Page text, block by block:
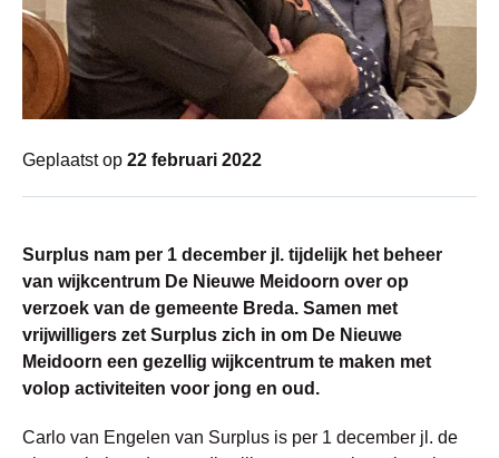
Geplaatst op 22 februari 2022
Surplus nam per 1 december jl. tijdelijk het beheer
van wijkcentrum De Nieuwe Meidoorn over op
verzoek van de gemeente Breda. Samen met
vrijwilligers zet Surplus zich in om De Nieuwe
Meidoorn een gezellig wijkcentrum te maken met
volop activiteiten voor jong en oud.
Carlo van Engelen van Surplus is per 1 december jl. de